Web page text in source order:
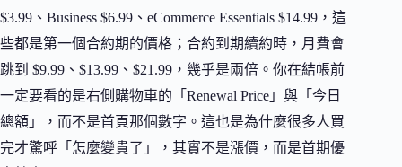
$3.99、Business $6.99、eCommerce Essentials $14.99，這
些都是第一個合約期的價格；合約到期續約時，月費會
跳到 $9.99、$13.99、$21.99，幾乎是兩倍。你在結帳前
一定要看的是右側購物車的「Renewal Price」與「今日
總額」，而不是首頁那個數字。這也是為什麼很多人買
完才驚呼「怎麼變貴了」，其實不是漲價，而是首期優